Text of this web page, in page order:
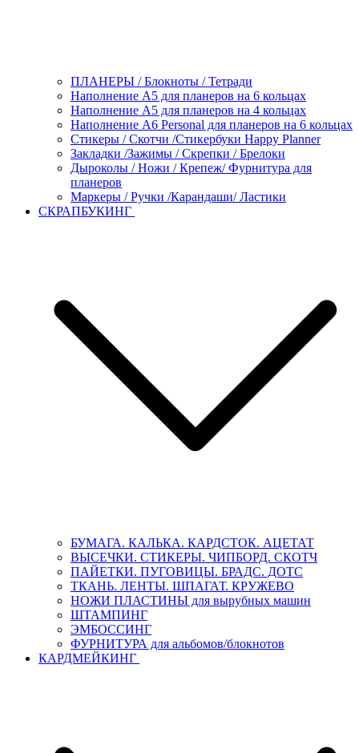
ПЛАНЕРЫ / Блокноты / Тетради
Наполнение А5 для планеров на 6 кольцах
Наполнение А5 для планеров на 4 кольцах
Наполнение А6 Personal для планеров на 6 кольцах
Стикеры / Скотчи /Стикербуки Happy Planner
Закладки /Зажимы / Скрепки / Брелоки
Дыроколы / Ножи / Крепеж/ Фурнитура для
планеров
Маркеры / Ручки /Карандаши/ Ластики
СКРАПБУКИНГ
БУМАГА. КАЛЬКА. КАРДСТОК. АЦЕТАТ
ВЫСЕЧКИ. СТИКЕРЫ. ЧИПБОРД. СКОТЧ
ПАЙЕТКИ. ПУГОВИЦЫ. БРАДС. ДОТС
ТКАНЬ. ЛЕНТЫ. ШПАГАТ. КРУЖЕВО
НОЖИ ПЛАСТИНЫ для вырубных машин
ШТАМПИНГ
ЭМБОССИНГ
ФУРНИТУРА для альбомов/блокнотов
КАРДМЕЙКИНГ